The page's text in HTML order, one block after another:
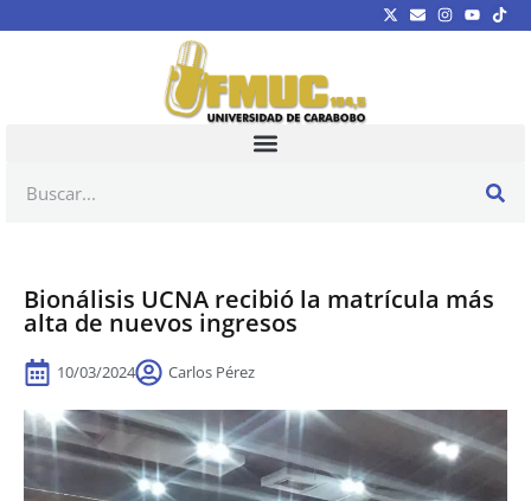
Bionálisis UCNA recibió la matrícula más
alta de nuevos ingresos
10/03/2024 Carlos Pérez